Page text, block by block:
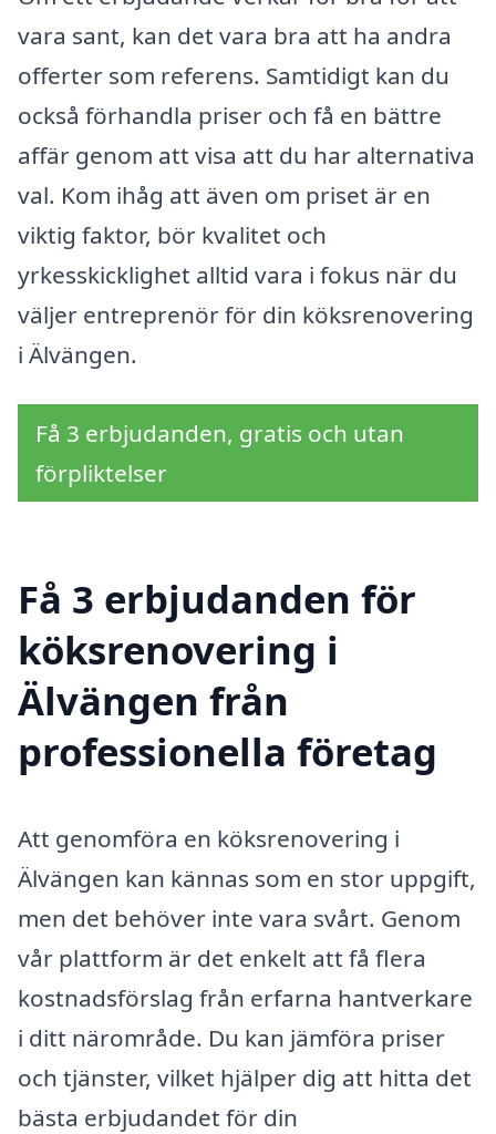
vara sant, kan det vara bra att ha andra
offerter som referens. Samtidigt kan du
också förhandla priser och få en bättre
affär genom att visa att du har alternativa
val. Kom ihåg att även om priset är en
viktig faktor, bör kvalitet och
yrkesskicklighet alltid vara i fokus när du
väljer entreprenör för din köksrenovering
i Älvängen.
Få 3 erbjudanden, gratis och utan
förpliktelser
Få 3 erbjudanden för
köksrenovering i
Älvängen från
professionella företag
Att genomföra en köksrenovering i
Älvängen kan kännas som en stor uppgift,
men det behöver inte vara svårt. Genom
vår plattform är det enkelt att få flera
kostnadsförslag från erfarna hantverkare
i ditt närområde. Du kan jämföra priser
och tjänster, vilket hjälper dig att hitta det
bästa erbjudandet för din